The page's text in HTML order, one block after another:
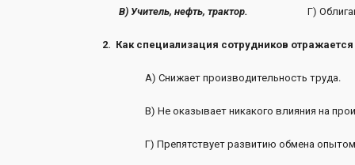
В) Учитель, нефть, трактор. Г) Облигации,
2. Как специализация сотрудников
А) Снижает производительность
В) Не оказывает никакого влияния на
Г) Препятствует развитию обмена